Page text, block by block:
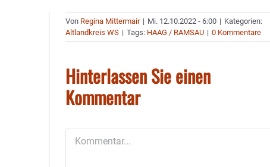
Von Regina Mittermair | Mi. 12.10.2022 - 6:00 | Kategorien:
Altlandkreis WS | Tags: HAAG / RAMSAU | 0 Kommentare
Hinterlassen Sie einen
Kommentar